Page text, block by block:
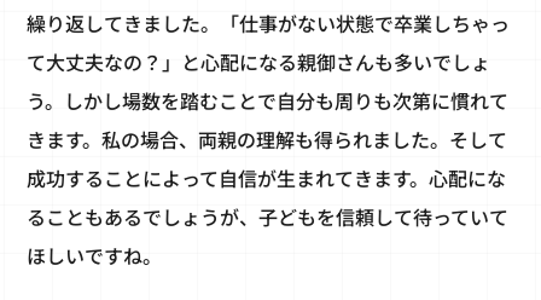
繰り返してきました。「仕事がない状態で卒業しちゃっ
て大丈夫なの？」と心配になる親御さんも多いでしょ
う。しかし場数を踏むことで自分も周りも次第に慣れて
きます。私の場合、両親の理解も得られました。そして
成功することによって自信が生まれてきます。心配にな
ることもあるでしょうが、子どもを信頼して待っていて
ほしいですね。